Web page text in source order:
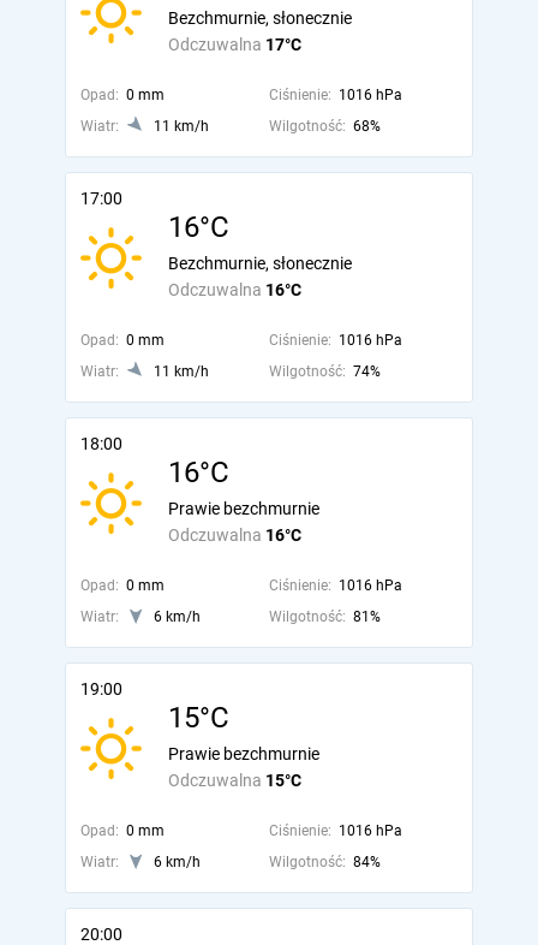
Odczuwalna 17°C
Bezchmurnie, słonecznie
Opad: 0 mm Ciśnienie: 1016 hPa
Wiatr:
11 km/h Wilgotność: 68%
17:00
16°C
Odczuwalna 16°C
Bezchmurnie, słonecznie
Opad: 0 mm Ciśnienie: 1016 hPa
Wiatr:
11 km/h Wilgotność: 74%
18:00
16°C
Odczuwalna 16°C
Prawie bezchmurnie
Opad: 0 mm Ciśnienie: 1016 hPa
Wiatr:
6 km/h Wilgotność: 81%
19:00
15°C
Odczuwalna 15°C
Prawie bezchmurnie
Opad: 0 mm Ciśnienie: 1016 hPa
Wiatr:
6 km/h Wilgotność: 84%
20:00